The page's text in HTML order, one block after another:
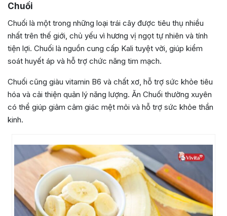
Chuối
Chuối là một trong những loại trái cây được tiêu thụ nhiều
nhất trên thế giới, chủ yếu vì hương vị ngọt tự nhiên và tính
tiện lợi. Chuối là nguồn cung cấp Kali tuyệt vời, giúp kiểm
soát huyết áp và hỗ trợ chức năng tim mạch.
Chuối cũng giàu vitamin B6 và chất xơ, hỗ trợ sức khỏe tiêu
hóa và cải thiện quản lý năng lượng. Ăn Chuối thường xuyên
có thể giúp giảm cảm giác mệt mỏi và hỗ trợ sức khỏe thần
kinh.